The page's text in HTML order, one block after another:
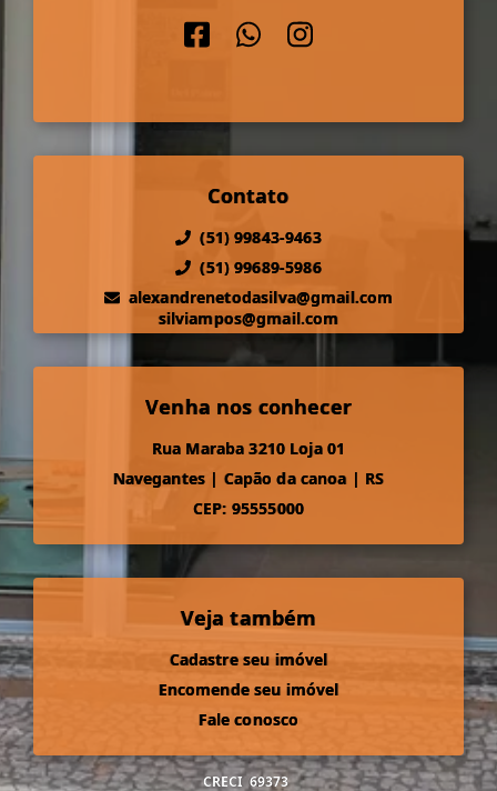
Contato
(51) 99843-9463
(51) 99689-5986
alexandrenetodasilva@gmail.com
silviampos@gmail.com
Venha nos conhecer
Rua Maraba 3210 Loja 01
Navegantes | Capão da canoa | RS
CEP: 95555000
Veja também
Cadastre seu imóvel
Encomende seu imóvel
Fale conosco
CRECI 69373